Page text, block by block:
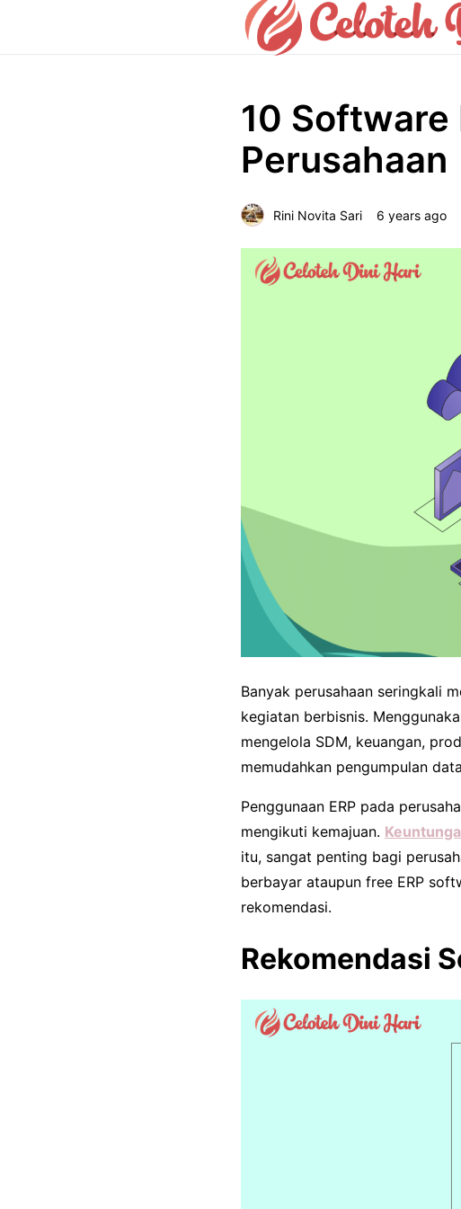
10 Software
Perusahaan
Rini Novita Sari 6 years ago
Banyak perusahaan seringkali
kegiatan berbisnis.
mengelola SDM, keuangan,
memudahkan pengumpulan
Penggunaan ERP pada
mengikuti kemajuan.
itu, sangat penting bagi
berbayar ataupun free ERP
rekomendasi.
Rekomendasi